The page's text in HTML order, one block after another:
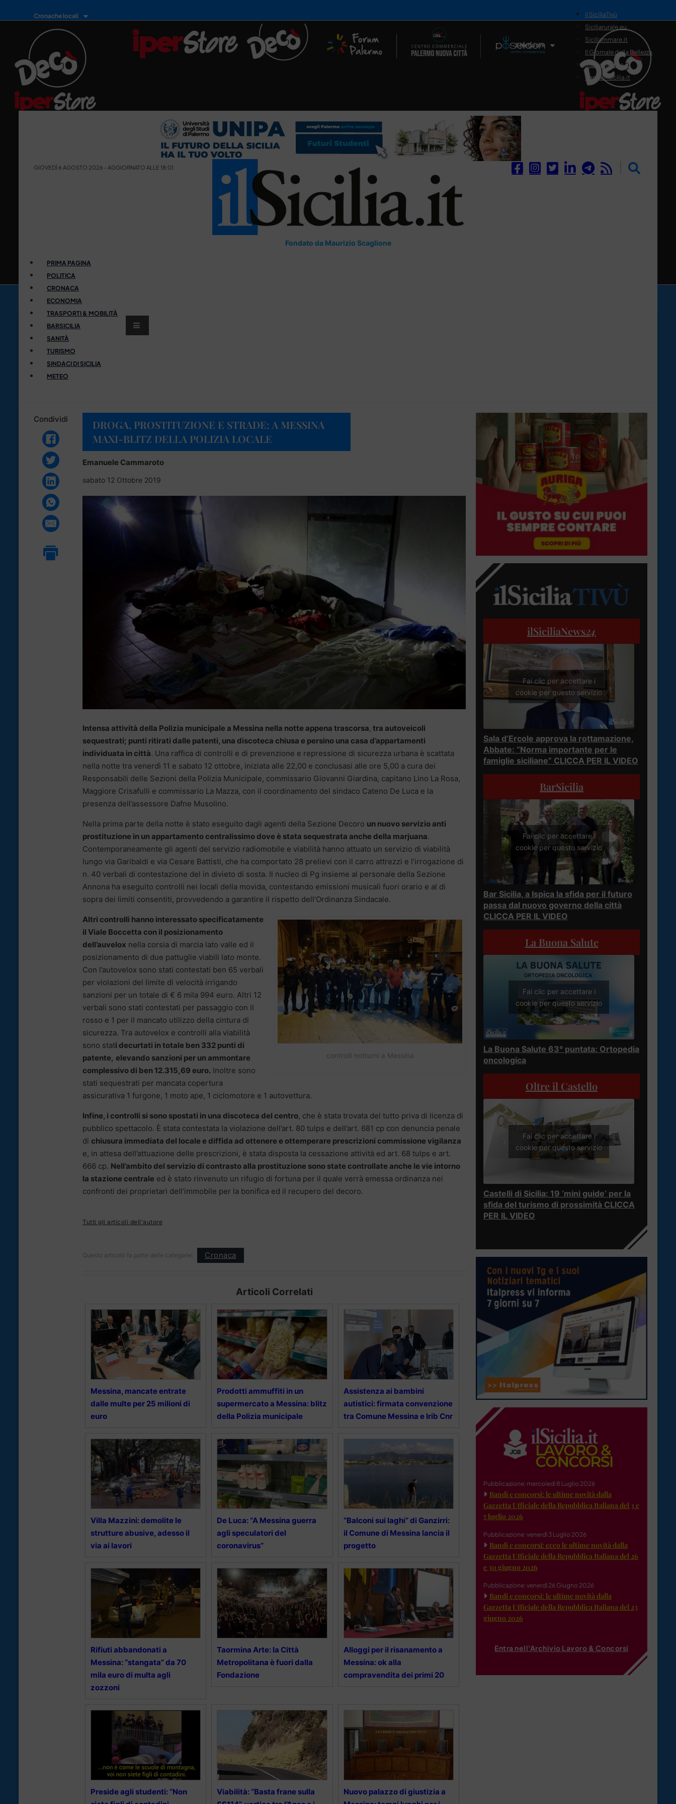
Cronache locali
Il Network
il SiciliaTivù
Siciliarurale.eu
Siciliammare.it
Il Giornale della Bellezza
Siciliamedica.it
Sanitainsicilia.it
GIOVEDÌ 6 AGOSTO 2026 - AGGIORNATO ALLE 18:01
Fondato da Maurizio Scaglione
PRIMA PAGINA
POLITICA
CRONACA
ECONOMIA
TRASPORTI & MOBILITÀ
BARSICILIA
SANITÀ
TURISMO
SINDACI DI SICILIA
METEO
Condividi
DROGA, PROSTITUZIONE E STRADE: A MESSINA
MAXI-BLITZ DELLA POLIZIA LOCALE
Emanuele Cammaroto
sabato 12 Ottobre 2019
Intensa attività della Polizia municipale a Messina nella notte appena trascorsa, tra autoveicoli
sequestrati; punti ritirati dalle patenti, una discoteca chiusa e persino una casa d’appartamenti
individuata in città. Una raffica di controlli e di prevenzione e repressione di sicurezza urbana è scattata
nella notte tra venerdì 11 e sabato 12 ottobre, iniziata alle 22,00 e conclusasi alle ore 5,00 a cura dei
Responsabili delle Sezioni della Polizia Municipale, commissario Giovanni Giardina, capitano Lino La Rosa,
Maggiore Crisafulli e commissario La Mazza, con il coordinamento del sindaco Cateno De Luca e la
presenza dell’assessore Dafne Musolino.
Nella prima parte della notte è stato eseguito dagli agenti della Sezione Decoro un nuovo servizio anti
prostituzione in un appartamento centralissimo dove è stata sequestrata anche della marjuana.
Contemporaneamente gli agenti del servizio radiomobile e viabilità hanno attuato un servizio di viabilità
lungo via Garibaldi e via Cesare Battisti, che ha comportato 28 prelievi con il carro attrezzi e l’irrogazione di
n. 40 verbali di contestazione del in divieto di sosta. Il nucleo di Pg insieme al personale della Sezione
Annona ha eseguito controlli nei locali della movida, contestando emissioni musicali fuori orario e al di
sopra dei limiti consentiti, provvedendo a garantire il rispetto dell’Ordinanza Sindacale.
controlli notturni a Messina
Altri controlli hanno interessato specificatamente
il Viale Boccetta con il posizionamento
dell’auvelox nella corsia di marcia lato valle ed il
posizionamento di due pattuglie viabili lato monte.
Con l’autovelox sono stati contestati ben 65 verbali
per violazioni del limite di velocità irrigando
sanzioni per un totale di € 6 mila 994 euro. Altri 12
verbali sono stati contestati per passaggio con il
rosso e 1 per il mancato utilizzo della cintura di
sicurezza. Tra autovelox e controlli alla viabilità
sono stati decurtati in totale ben 332 punti di
patente, elevando sanzioni per un ammontare
complessivo di ben 12.315,69 euro. Inoltre sono
stati sequestrati per mancata copertura
assicurativa 1 furgone, 1 moto ape, 1 ciclomotore e 1 autovettura.
Infine, i controlli si sono spostati in una discoteca del centro, che è stata trovata del tutto priva di licenza di
pubblico spettacolo. È stata contestata la violazione dell’art. 80 tulps e dell’art. 681 cp con denuncia penale
di chiusura immediata del locale e diffida ad ottenere e ottemperare prescrizioni commissione vigilanza
e, in attesa dell’attuazione delle prescrizioni, è stata disposta la cessazione attività ed art. 68 tulps e art.
666 cp. Nell’ambito del servizio di contrasto alla prostituzione sono state controllate anche le vie intorno
la stazione centrale ed è stato rinvenuto un rifugio di fortuna per il quale verrà emessa ordinanza nei
confronti dei proprietari dell’immobile per la bonifica ed il recupero del decoro.
Tutti gli articoli dell'autore
Questo articolo fa parte delle categorie: Cronaca
Articoli Correlati
Messina, mancate entrate
dalle multe per 25 milioni di
euro
Prodotti ammuffiti in un
supermercato a Messina: blitz
della Polizia municipale
Assistenza ai bambini
autistici: firmata convenzione
tra Comune Messina e Irib Cnr
Villa Mazzini: demolite le
strutture abusive, adesso il
via ai lavori
De Luca: “A Messina guerra
agli speculatori del
coronavirus”
“Balconi sui laghi” di Ganzirri:
il Comune di Messina lancia il
progetto
Rifiuti abbandonati a
Messina: “stangata” da 70
mila euro di multa agli
zozzoni
Taormina Arte: la Città
Metropolitana è fuori dalla
Fondazione
Alloggi per il risanamento a
Messina: ok alla
compravendita dei primi 20
Preside agli studenti: “Non
Viabilità: “Basta frane sulla
Nuovo palazzo di giustizia a
ilSiciliaNews24
Fai clic per accettare i
cookie per questo servizio
Sala d’Ercole approva la rottamazione,
Abbate: “Norma importante per le
famiglie siciliane” CLICCA PER IL VIDEO
BarSicilia
Fai clic per accettare i
cookie per questo servizio
Bar Sicilia, a Ispica la sfida per il futuro
passa dal nuovo governo della città
CLICCA PER IL VIDEO
La Buona Salute
Fai clic per accettare i
cookie per questo servizio
La Buona Salute 63° puntata: Ortopedia
oncologica
Oltre il Castello
Fai clic per accettare i
cookie per questo servizio
Castelli di Sicilia: 19 ‘mini guide’ per la
sfida del turismo di prossimità CLICCA
PER IL VIDEO
Pubblicazione: mercoledì 8 Luglio 2026
Bandi e concorsi: le ultime novità dalla
Gazzetta Ufficiale della Repubblica Italiana del 3 e
7 luglio 2026
Pubblicazione: venerdì 3 Luglio 2026
Bandi e concorsi: ecco le ultime novità dalla
Gazzetta Ufficiale della Repubblica Italiana del 26
e 30 giugno 2026
Pubblicazione: venerdì 26 Giugno 2026
Bandi e concorsi: le ultime novità dalla
Gazzetta Ufficiale della Repubblica Italiana del 23
giugno 2026
Entra nell'Archivio Lavoro & Concorsi